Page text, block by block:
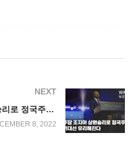
NEXT
민주당 조지아 상원승리로 정국주도, 차기대선 유리해진다
8, 2022